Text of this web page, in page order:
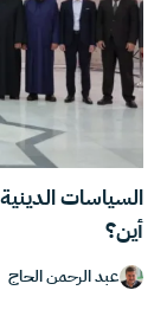
السياسات
أين؟
عبد الرحمن الحاج